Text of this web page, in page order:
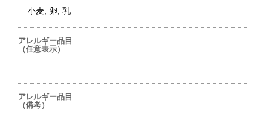
小麦, 卵, 乳
アレルギー品目
（任意表示）
アレルギー品目
（備考）